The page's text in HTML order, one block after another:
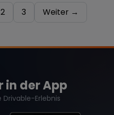
2 3 Weiter →
in der App
Drivable-Erlebnis